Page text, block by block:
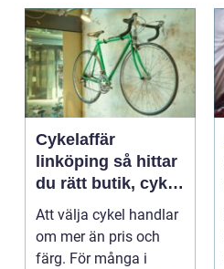
Cykelaffär
linköping så hittar
du rätt butik, cykel
och service
Att välja cykel handlar
om mer än pris och
färg. För många i